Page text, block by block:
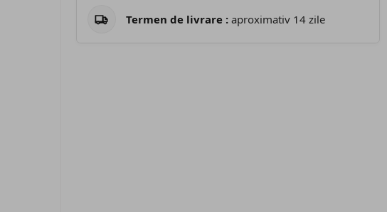
Termen de livrare : aproximativ 14 zile